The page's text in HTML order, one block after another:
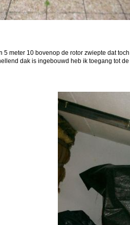
5 meter 10 bovenop de rotor zwiepte dat
dak is ingebouwd heb ik toegang tot